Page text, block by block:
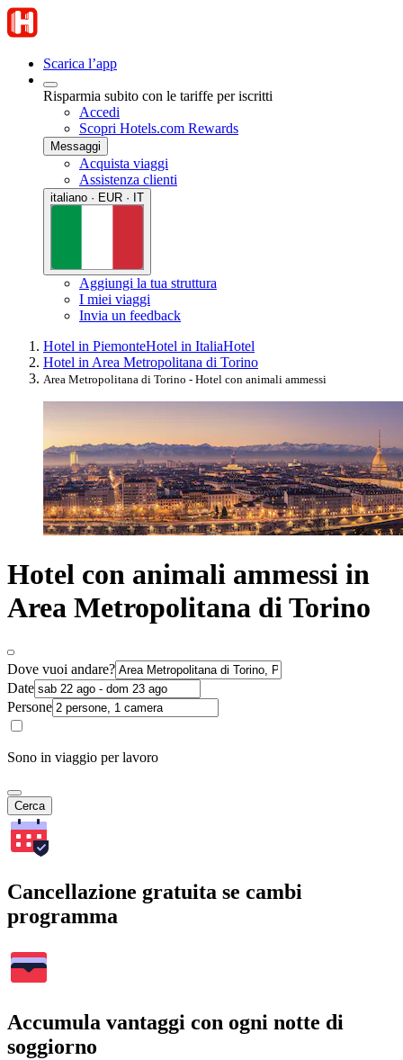
Scarica l’app
Risparmia subito con le tariffe per iscritti
Accedi
Scopri Hotels.com Rewards
Messaggi
Acquista viaggi
Assistenza clienti
italiano · EUR · IT
Aggiungi la tua struttura
I miei viaggi
Invia un feedback
Hotel in PiemonteHotel in ItaliaHotel
Hotel in Area Metropolitana di Torino
Area Metropolitana di Torino - Hotel con animali ammessi
Hotel con animali ammessi in
Area Metropolitana di Torino
Dove vuoi andare?
Date
Persone
Sono in viaggio per lavoro
Cerca
Cancellazione gratuita se cambi
programma
Accumula vantaggi con ogni notte di
soggiorno